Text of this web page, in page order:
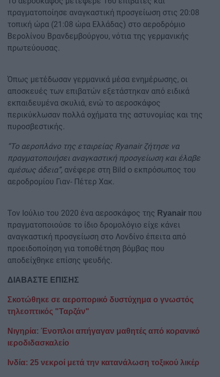
πραγματοποίησε αναγκαστική προσγείωση στις 20:08
τοπική ώρα (21:08 ώρα Ελλάδας) στο αεροδρόμιο
Βερολίνου Βρανδεμβούργου, νότια της γερμανικής
πρωτεύουσας.
Όπως μετέδωσαν γερμανικά μέσα ενημέρωσης, οι
αποσκευές των επιβατών εξετάστηκαν από ειδικά
εκπαιδευμένα σκυλιά, ενώ το αεροσκάφος
περικύκλωσαν πολλά οχήματα της αστυνομίας και της
πυροσβεστικής.
“Το αεροπλάνο της εταιρείας Ryanair ζήτησε να
πραγματοποιήσει αναγκαστική προσγείωση και έλαβε
αμέσως άδεια”, ανέφερε στη Bild ο εκπρόσωπος του
αεροδρομίου Γιαν- Πέτερ Χακ.
Τον Ιούλιο του 2020 ένα αεροσκάφος της Ryanair που
πραγματοποιούσε το ίδιο δρομολόγιο είχε κάνει
αναγκαστική προσγείωση στο Λονδίνο έπειτα από
προειδοποίηση για τοποθέτηση βόμβας που
αποδείχθηκε επίσης ψευδής.
ΔΙΑΒΑΣΤΕ ΕΠΙΣΗΣ
Σκοτώθηκε σε αεροπορικό δυστύχημα ο γνωστός
τηλεοπτικός "Ταρζάν"
Νιγηρία: Ένοπλοι απήγαγαν μαθητές από κορανικό
ιεροδιδασκαλείο
Ινδία: 25 νεκροί μετά την κατανάλωση τοξικού λικέρ